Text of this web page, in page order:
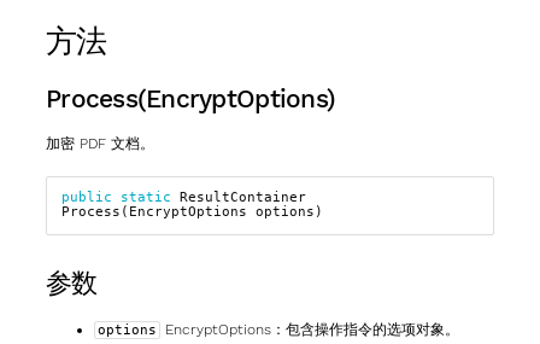
方法
Process(EncryptOptions)
加密 PDF 文档。
public static
ResultContainer
Process ( EncryptOptions options )
参数
options EncryptOptions：包含操作指令的选项对象。